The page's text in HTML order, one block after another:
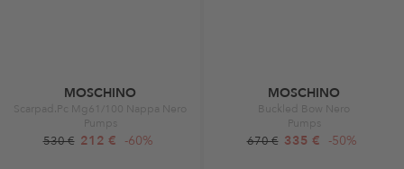
MOSCHINO
Scarpad.Pc Mg61/100 Nappa Nero
Pumps
530 € 212 € -60%
MOSCHINO
Buckled Bow Nero
Pumps
670 € 335 € -50%